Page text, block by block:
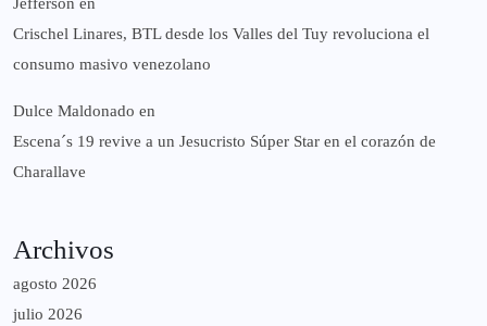
Crischel Linares, BTL desde los Valles del Tuy revoluciona el
consumo masivo venezolano
Dulce Maldonado en
Escena´s 19 revive a un Jesucristo Súper Star en el corazón de
Charallave
Archivos
agosto 2026
julio 2026